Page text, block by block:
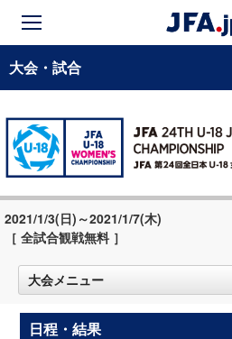
大会・試合
2021/1/3(日)～2021/1/7(木)
［ 全試合観戦無料 ］
大会メニュー
日程・結果